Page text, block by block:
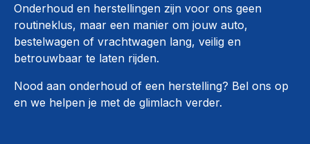
Onderhoud en herstellingen zijn voor ons geen
routineklus, maar een manier om jouw auto,
bestelwagen of vrachtwagen lang, veilig en
betrouwbaar te laten rijden.
Nood aan onderhoud of een herstelling? Bel ons op
en we helpen je met de glimlach verder.